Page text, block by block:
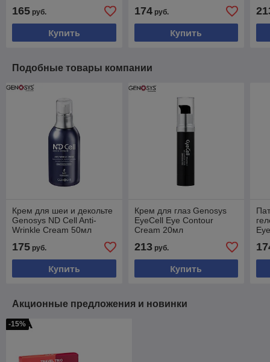
165 руб.
Купить
174руб.
Купить
Подобные товары компании
Крем для шеи и декольте
Genosys ND Cell Anti-
Wrinkle Cream 50мл
175 руб.
Купить
Крем для глаз Genosys
EyeCell Eye Contour
Cream 20мл
213руб.
Купить
Акционные предложения и новинки
-15%